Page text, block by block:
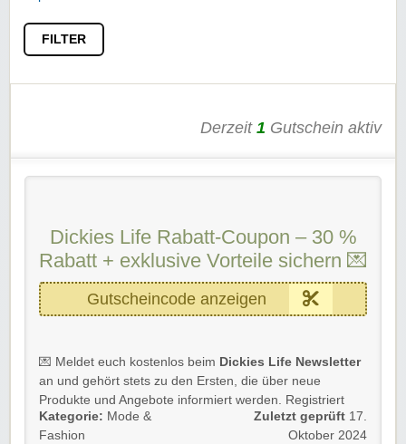
FILTER
Derzeit 1 Gutschein aktiv
Dickies Life Rabatt-Coupon – 30 %
Rabatt + exklusive Vorteile sichern 💌
Gutscheincode anzeigen
💌 Meldet euch kostenlos beim Dickies Life Newsletter
an und gehört stets zu den Ersten, die über neue
Produkte und Angebote informiert werden. Registriert
euch jetzt und sichert euch
30 % Rabatt! 🎉
Kategorie: Mode &
Fashion
Zuletzt geprüft 17.
Oktober 2024